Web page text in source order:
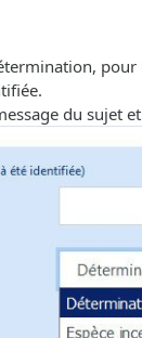
pour
du sujet